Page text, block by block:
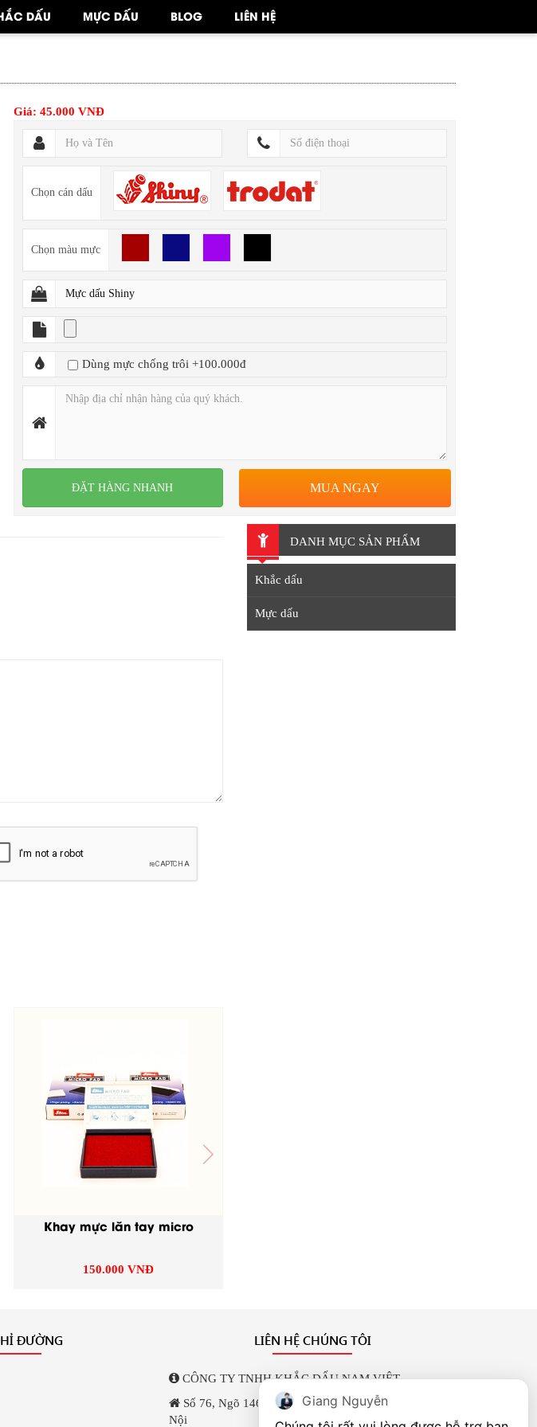
DẤU MỰC DẤU BLOG LIÊN HỆ
Giá: 45.000 VNĐ
Chọn cán dấu
Chọn màu mực
Dùng mực chống trôi +100.000đ
MUA NGAY
Khay mực lăn tay micro
150.000 VNĐ
DANH MỤC SẢN PHẨM
Khắc dấu
Mực dấu
ĐƯỜNG LIÊN HỆ CHÚNG TÔI
CÔNG TY TNHH KHẮC DẤU NAM VIỆT
Số 76, Ngõ 146 Trung Kính, Yên Hoà, Cầu Giấy, Hà
Nội
Giang Nguyễn